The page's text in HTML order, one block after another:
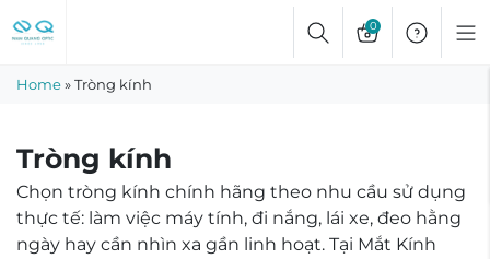
to
0
Home»Tròng kính
Tròng kính
Chọn tròng kính chính hãng theo nhu cầu sử dụng
thực tế: làm việc máy tính, đi nắng, lái xe, đeo hằng
ngày hay cần nhìn xa gần linh hoạt. Tại Mắt Kính